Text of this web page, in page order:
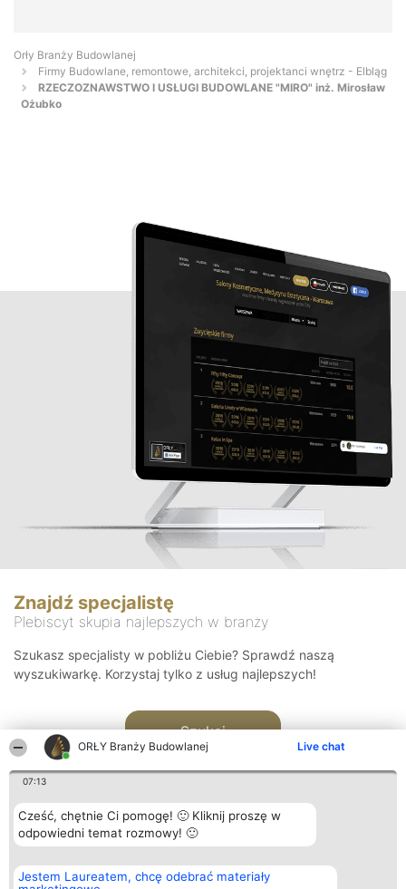
ORŁY Branży Budowlanej Live chat
07:13
Cześć, chętnie Ci pomogę! 🙂 Kliknij proszę w
odpowiedni temat rozmowy! 🙂
Jestem Laureatem, chcę odebrać materiały
Orły Branży Budowlanej
Firmy Budowlane, remontowe, architekci, projektanci wnętrz - Elbląg
RZECZOZNAWSTWO I USŁUGI BUDOWLANE "MIRO" inż. Mirosław
Ożubko
Znajdź specjalistę
Plebiscyt skupia najlepszych w branży
Szukasz specjalisty w pobliżu Ciebie? Sprawdź naszą
wyszukiwarkę. Korzystaj tylko z usług najlepszych!
Szukaj
Organizator plebiscytu
Bright Side Solutions sp. z o.
Plebiscyt
Laureaci
Kontakt
Kontakt